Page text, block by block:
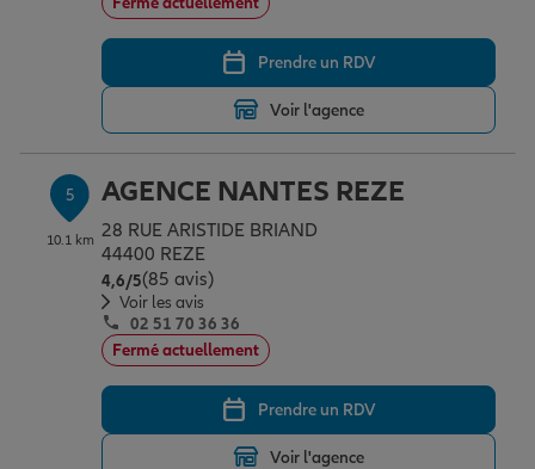
Prendre un RDV
Voir l'agence
5
10.1 km
AGENCE NANTES REZE
28 RUE ARISTIDE BRIAND
44400 REZE
4,6/5Note de 4.6 sur 5
(85 avis)
Voir les avis
02 51 70 36 36
Fermé actuellement
Prendre un RDV
Voir l'agence